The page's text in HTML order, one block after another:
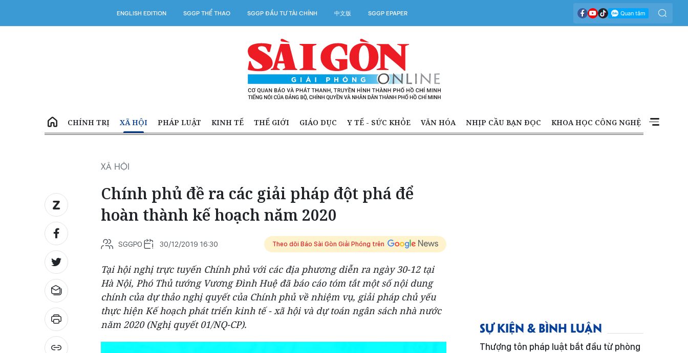
ENGLISH EDITION SGGP THỂ THAO SGGP ĐẦU TƯ TÀI CHÍNH 中文版 SGGP EPAPER
CHÍNH TRỊ XÃ HỘI PHÁP LUẬT KINH TẾ THẾ GIỚI GIÁO DỤC Y TẾ - SỨC KHỎE VĂN HÓA NHỊP CẦU BẠN ĐỌC KHOA HỌC CÔNG NGHỆ
XÃ HỘI
Chính phủ đề ra các giải pháp đột phá để
hoàn thành kế hoạch năm 2020
SGGPO 30/12/2019 16:30 Theo dõi Báo Sài Gòn Giải Phóng trên
Tại hội nghị trực tuyến Chính phủ với các địa phương diễn ra ngày 30-12 tại
Hà Nội, Phó Thủ tướng Vương Đình Huệ đã báo cáo tóm tắt một số nội dung
chính của dự thảo nghị quyết của Chính phủ về nhiệm vụ, giải pháp chủ yếu
thực hiện Kế hoạch phát triển kinh tế - xã hội và dự toán ngân sách nhà nước
năm 2020 (Nghị quyết 01/NQ-CP).
SỰ KIỆN & BÌNH LUẬN
Thượng tôn pháp luật bắt đầu từ phòng